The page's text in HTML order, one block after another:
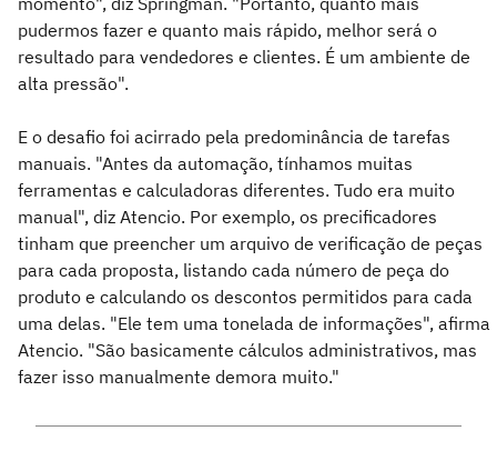
pudermos fazer e quanto mais rápido, melhor será o
resultado para vendedores e clientes. É um ambiente de
alta pressão".
E o desafio foi acirrado pela predominância de tarefas
manuais. "Antes da automação, tínhamos muitas
ferramentas e calculadoras diferentes. Tudo era muito
manual", diz Atencio. Por exemplo, os precificadores
tinham que preencher um arquivo de verificação de peças
para cada proposta, listando cada número de peça do
produto e calculando os descontos permitidos para cada
uma delas. "Ele tem uma tonelada de informações", afirma
Atencio. "São basicamente cálculos administrativos, mas
fazer isso manualmente demora muito."